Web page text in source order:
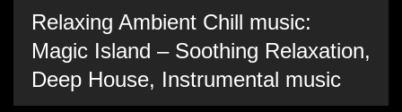
Relaxing Ambient Chill music:
Magic Island – Soothing Relaxation,
Deep House, Instrumental music